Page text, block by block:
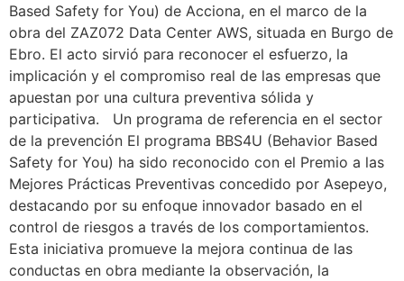
Based Safety for You) de Acciona, en el marco de la
obra del ZAZ072 Data Center AWS, situada en Burgo de
Ebro. El acto sirvió para reconocer el esfuerzo, la
implicación y el compromiso real de las empresas que
apuestan por una cultura preventiva sólida y
participativa. Un programa de referencia en el sector
de la prevención El programa BBS4U (Behavior Based
Safety for You) ha sido reconocido con el Premio a las
Mejores Prácticas Preventivas concedido por Asepeyo,
destacando por su enfoque innovador basado en el
control de riesgos a través de los comportamientos.
Esta iniciativa promueve la mejora continua de las
conductas en obra mediante la observación, la